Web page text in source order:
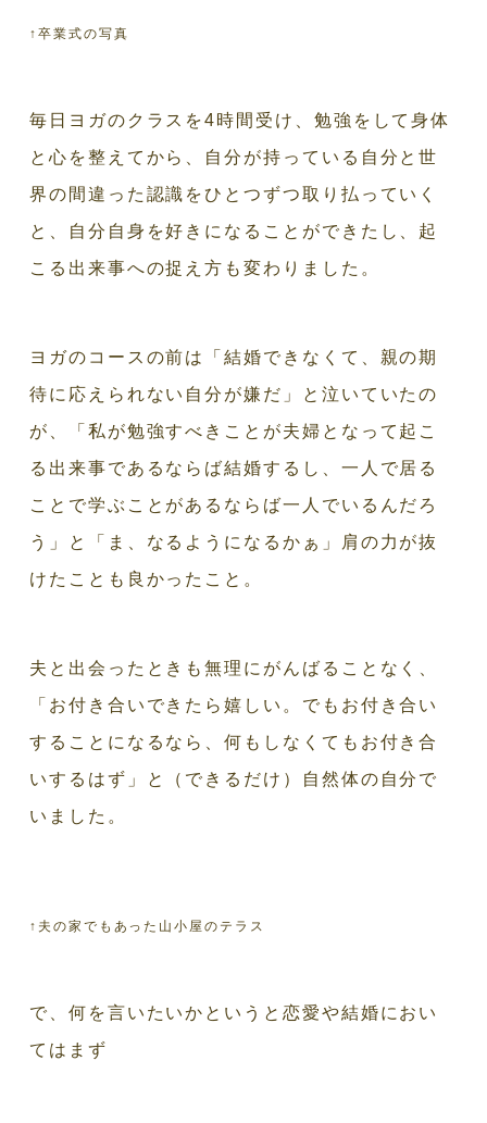
↑卒業式の写真
毎日ヨガのクラスを4時間受け、勉強をして身体
と心を整えてから、自分が持っている自分と世
界の間違った認識をひとつずつ取り払っていく
と、自分自身を好きになることができたし、起
こる出来事への捉え方も変わりました。
ヨガのコースの前は「結婚できなくて、親の期
待に応えられない自分が嫌だ」と泣いていたの
が、「私が勉強すべきことが夫婦となって起こ
る出来事であるならば結婚するし、一人で居る
ことで学ぶことがあるならば一人でいるんだろ
う」と「ま、なるようになるかぁ」肩の力が抜
けたことも良かったこと。
夫と出会ったときも無理にがんばることなく、
「お付き合いできたら嬉しい。でもお付き合い
することになるなら、何もしなくてもお付き合
いするはず」と（できるだけ）自然体の自分で
いました。
↑夫の家でもあった山小屋のテラス
で、何を言いたいかというと恋愛や結婚におい
てはまず